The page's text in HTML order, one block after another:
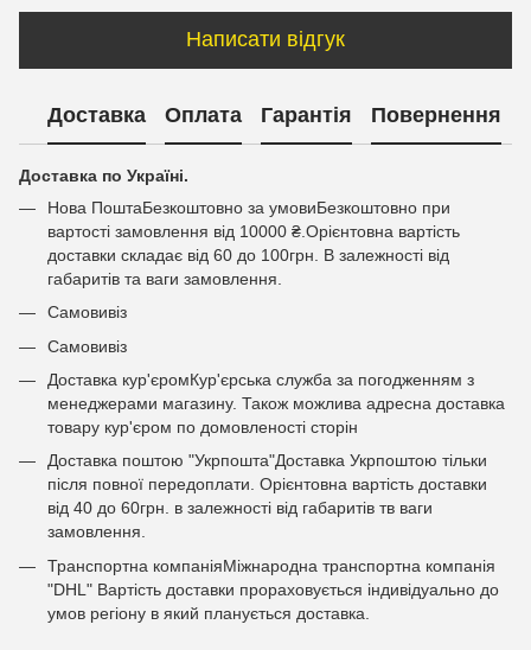
Написати відгук
Доставка Оплата Гарантія Повернення
Доставка по Україні.
Нова ПоштаБезкоштовно за умовиБезкоштовно при
вартості замовлення від 10000 ₴.Орієнтовна вартість
доставки складає від 60 до 100грн. В залежності від
габаритів та ваги замовлення.
Самовивіз
Самовивіз
Доставка кур'єромКур'єрська служба за погодженням з
менеджерами магазину. Також можлива адресна доставка
товару кур'єром по домовленості сторін
Доставка поштою "Укрпошта"Доставка Укрпоштою тільки
після повної передоплати. Орієнтовна вартість доставки
від 40 до 60грн. в залежності від габаритів тв ваги
замовлення.
Транспортна компаніяМіжнародна транспортна компанія
"DHL" Вартість доставки прораховується індивідуально до
умов регіону в який планується доставка.